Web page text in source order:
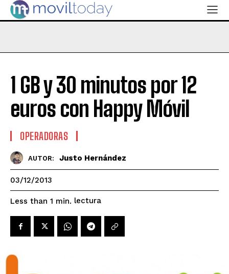
1 GB y 30 minutos por 12
euros con Happy Móvil
OPERADORAS
AUTOR: Justo Hernández
03/12/2013
Less than 1 min. lectura